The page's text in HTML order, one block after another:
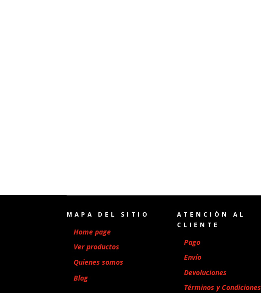
MAPA DEL SITIO
Home page
Ver productos
Quienes somos
Blog
ATENCIÓN AL
CLIENTE
Pago
Envío
Devoluciones
Términos y Condiciones